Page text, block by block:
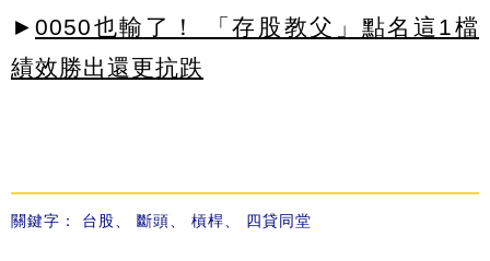
► 0050也輸了！ 「存股教父」點名這1檔
績效勝出還更抗跌
關鍵字： 台股 斷頭 槓桿 四貸同堂